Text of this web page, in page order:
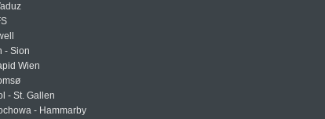
- Sion
Wien
- St. Gallen
- Hammarby